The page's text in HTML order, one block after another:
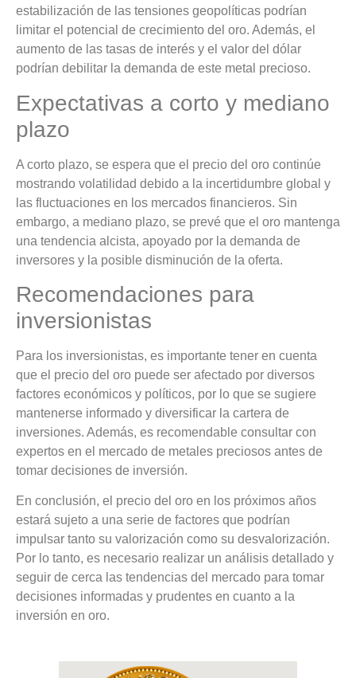
estabilización de las tensiones geopolíticas podrían
limitar el potencial de crecimiento del oro. Además, el
aumento de las tasas de interés y el valor del dólar
podrían debilitar la demanda de este metal precioso.
Expectativas a corto y mediano
plazo
A corto plazo, se espera que el precio del oro continúe
mostrando volatilidad debido a la incertidumbre global y
las fluctuaciones en los mercados financieros. Sin
embargo, a mediano plazo, se prevé que el oro mantenga
una tendencia alcista, apoyado por la demanda de
inversores y la posible disminución de la oferta.
Recomendaciones para
inversionistas
Para los inversionistas, es importante tener en cuenta
que el precio del oro puede ser afectado por diversos
factores económicos y políticos, por lo que se sugiere
mantenerse informado y diversificar la cartera de
inversiones. Además, es recomendable consultar con
expertos en el mercado de metales preciosos antes de
tomar decisiones de inversión.
En conclusión, el precio del oro en los próximos años
estará sujeto a una serie de factores que podrían
impulsar tanto su valorización como su desvalorización.
Por lo tanto, es necesario realizar un análisis detallado y
seguir de cerca las tendencias del mercado para tomar
decisiones informadas y prudentes en cuanto a la
inversión en oro.